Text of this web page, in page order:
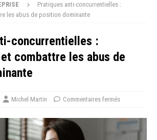
Pratiques anti-concurrentielles :
les abus de position dominante
concurrentielles :
combattre les abus de
Michel Martin Commentaires fermés